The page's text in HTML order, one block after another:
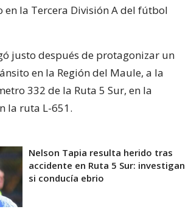
en la Tercera División A del fútbol
justo después de protagonizar un
en la Región del Maule, a la
332 de la Ruta 5 Sur, en la
la ruta L-651.
Nelson Tapia resulta herido tras
accidente en Ruta 5 Sur: investigan
si conducía ebrio